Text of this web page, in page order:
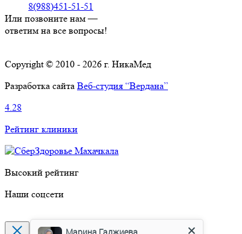
8(988)451-51-51
Или позвоните нам —
ответим на все вопросы!
Copyright © 2010 - 2026 г. НикаМед
Разработка сайта Веб-студия “Вердана”
4.28
Рейтинг клиники
Высокий рейтинг
Наши соцсети